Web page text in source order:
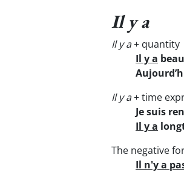
Il y a
Il y a+ quantity
Il y a
Il y a+ time
Je suis
Il y a
The negative
Il n'y a